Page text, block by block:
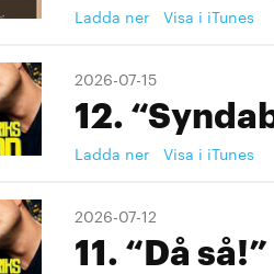
Ladda ner Visa i iTunes
2026-07-15
12.
Ladda ner Visa i iTunes
2026-07-12
11. “Då så!”